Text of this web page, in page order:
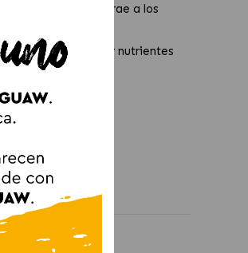
que tanto atrae a los
aporta proteínas y nutrientes